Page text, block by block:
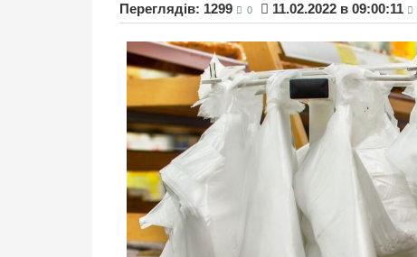
Переглядів: 1299 0 11.02.2022 в 09:00:11